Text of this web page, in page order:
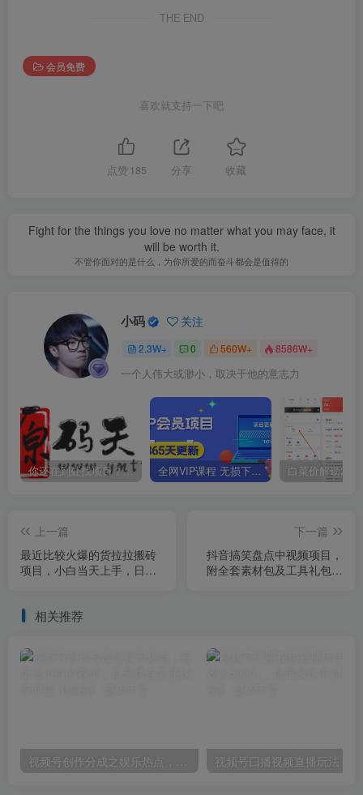
THE END
会员免费
喜欢就支持一下吧
点赞 185 分享 收藏
Fight for the things you love no matter what you may face, it
will be worth it.
不管你面对的是什么，为你所爱的而奋斗都会是值得的
小码 关注
2.3W+ 0 560W+ 8586W+
一个人伟大或渺小，取决于他的意志力
你还在到处找项目？还在当韭菜？我靠卖项目一个月收入5万+，曾经我也是个失败者。 全网VIP课程 无损下载~
上一篇
最近比较火爆的货拉拉搬砖
项目，小白当天上手，日入
下一篇
抖音搞笑盘点中视频项目，
附全套素材包及工具礼包，
相关推荐
视频号创作分成之娱乐热点，最适合小白的赛道，每天赚点零花钱没问题【揭秘】